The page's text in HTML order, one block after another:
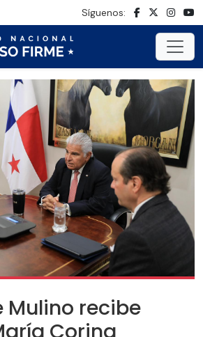
Síguenos:
Mulino recibe
Corina